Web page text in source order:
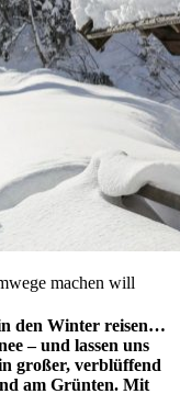
machen will
den Winter reisen…
– und lassen uns
großer, verblüffend
am Grünten. Mit